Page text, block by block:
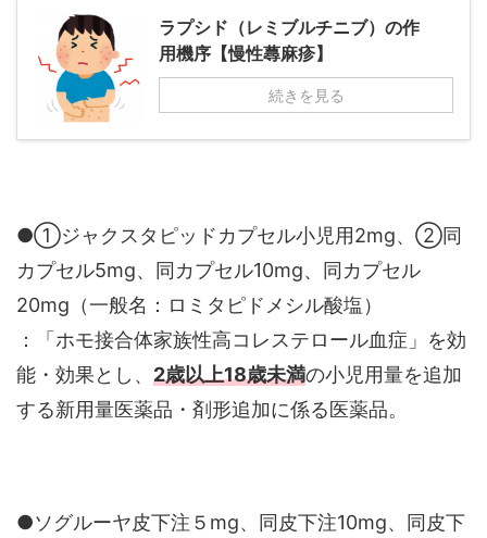
ラプシド（レミブルチニブ）の作
用機序【慢性蕁麻疹】
続きを見る
●①ジャクスタピッドカプセル小児用2mg、②同
カプセル5mg、同カプセル10mg、同カプセル
20mg（一般名：ロミタピドメシル酸塩）
：「ホモ接合体家族性高コレステロール血症」を効
能・効果とし、 2歳以上18歳未満の小児用量を追加
する新用量医薬品・剤形追加に係る医薬品。
●ソグルーヤ皮下注５mg、同皮下注10mg、同皮下